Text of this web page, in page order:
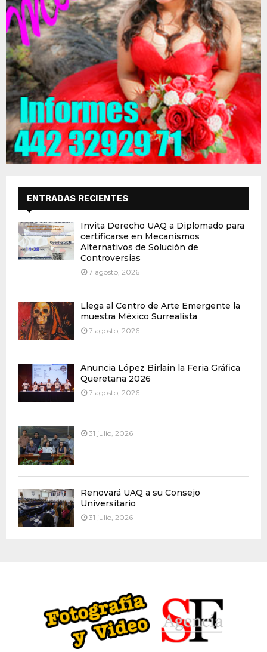
ENTRADAS RECIENTES
Invita Derecho UAQ a Diplomado para
certificarse en Mecanismos
Alternativos de Solución de
Controversias
7 agosto, 2026
Llega al Centro de Arte Emergente la
muestra México Surrealista
7 agosto, 2026
Anuncia López Birlain la Feria Gráfica
Queretana 2026
7 agosto, 2026
31 julio, 2026
Renovará UAQ a su Consejo
Universitario
31 julio, 2026